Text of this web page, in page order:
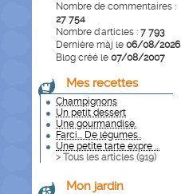
Nombre de commentaires :
27 754
Nombre d'articles : 7 793
Dernière màj le 06/08/2026
Blog créé le 07/08/2007
Mes recettes
Champignons
Un petit dessert
Une gourmandise.
Farci... De légumes..
Une petite tarte expre ...
> Tous les articles (919)
Mon jardin